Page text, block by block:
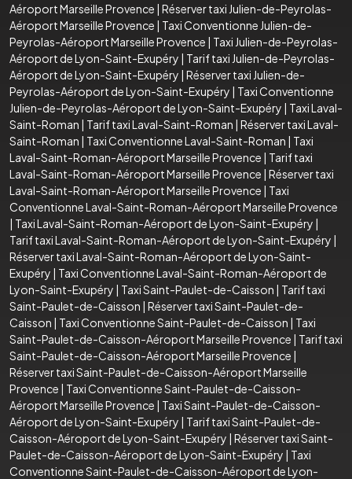
Aéroport Marseille Provence | Réserver taxi Julien-de-Peyrolas-
Aéroport Marseille Provence | Taxi Conventionne Julien-de-
Peyrolas-Aéroport Marseille Provence | Taxi Julien-de-Peyrolas-
Aéroport de Lyon-Saint-Exupéry | Tarif taxi Julien-de-Peyrolas-
Aéroport de Lyon-Saint-Exupéry | Réserver taxi Julien-de-
Peyrolas-Aéroport de Lyon-Saint-Exupéry | Taxi Conventionne
Julien-de-Peyrolas-Aéroport de Lyon-Saint-Exupéry | Taxi Laval-
Saint-Roman | Tarif taxi Laval-Saint-Roman | Réserver taxi Laval-
Saint-Roman | Taxi Conventionne Laval-Saint-Roman | Taxi
Laval-Saint-Roman-Aéroport Marseille Provence | Tarif taxi
Laval-Saint-Roman-Aéroport Marseille Provence | Réserver taxi
Laval-Saint-Roman-Aéroport Marseille Provence | Taxi
Conventionne Laval-Saint-Roman-Aéroport Marseille Provence
| Taxi Laval-Saint-Roman-Aéroport de Lyon-Saint-Exupéry |
Tarif taxi Laval-Saint-Roman-Aéroport de Lyon-Saint-Exupéry |
Réserver taxi Laval-Saint-Roman-Aéroport de Lyon-Saint-
Exupéry | Taxi Conventionne Laval-Saint-Roman-Aéroport de
Lyon-Saint-Exupéry | Taxi Saint-Paulet-de-Caisson | Tarif taxi
Saint-Paulet-de-Caisson | Réserver taxi Saint-Paulet-de-
Caisson | Taxi Conventionne Saint-Paulet-de-Caisson | Taxi
Saint-Paulet-de-Caisson-Aéroport Marseille Provence | Tarif taxi
Saint-Paulet-de-Caisson-Aéroport Marseille Provence |
Réserver taxi Saint-Paulet-de-Caisson-Aéroport Marseille
Provence | Taxi Conventionne Saint-Paulet-de-Caisson-
Aéroport Marseille Provence | Taxi Saint-Paulet-de-Caisson-
Aéroport de Lyon-Saint-Exupéry | Tarif taxi Saint-Paulet-de-
Caisson-Aéroport de Lyon-Saint-Exupéry | Réserver taxi Saint-
Paulet-de-Caisson-Aéroport de Lyon-Saint-Exupéry | Taxi
Conventionne Saint-Paulet-de-Caisson-Aéroport de Lyon-